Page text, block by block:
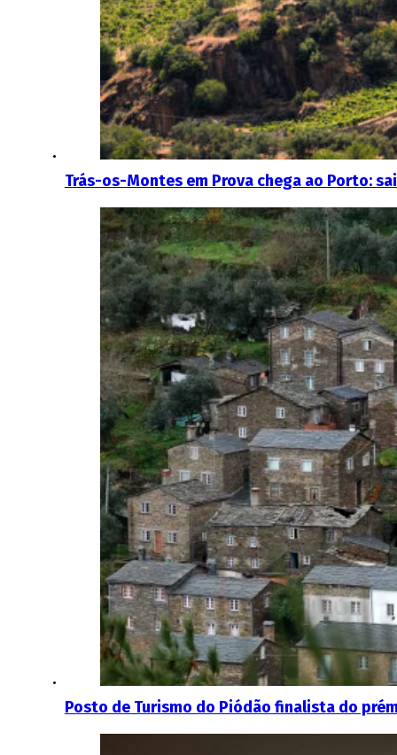
Trás-os-Montes em Prova chega ao Porto:
Posto de Turismo do Piódão finalista do